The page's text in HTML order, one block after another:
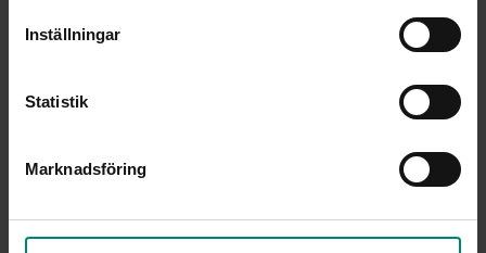
Inställningar
Statistik
Marknadsföring
medlem?
Vilken a-kassa är bäst för egenföretagare?